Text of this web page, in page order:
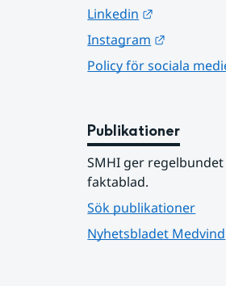
Linkedin
Instagram
Policy för sociala
Publikationer
SMHI ger
faktablad.
Sök publikationer
Nyhetsbladet Medvind